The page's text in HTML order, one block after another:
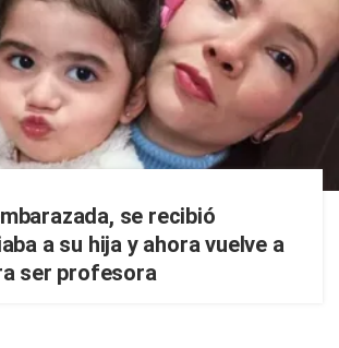
se recibió
a su hija y ahora vuelve a
ser profesora